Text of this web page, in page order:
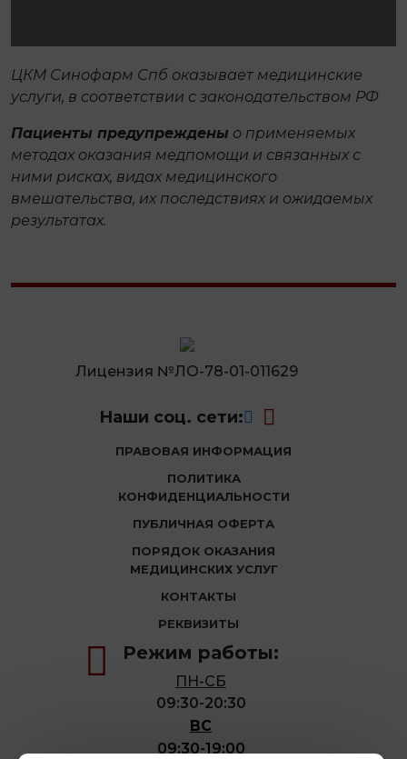
ЦКМ Синофарм Спб оказывает медицинские
услуги, в соответствии с законодательством РФ
Пациенты предупреждены о применяемых
методах оказания медпомощи и связанных с
ними рисках, видах медицинского
вмешательства, их последствиях и ожидаемых
результатах.
Лицензия №ЛО-78-01-011629
Наши соц. сети:
ПРАВОВАЯ ИНФОРМАЦИЯ
ПОЛИТИКА
КОНФИДЕНЦИАЛЬНОСТИ
ПУБЛИЧНАЯ ОФЕРТА
ПОРЯДОК ОКАЗАНИЯ
МЕДИЦИНСКИХ УСЛУГ
КОНТАКТЫ
РЕКВИЗИТЫ
Режим работы:
ПН-СБ
09:30-20:30
ВС
09:30-19:00